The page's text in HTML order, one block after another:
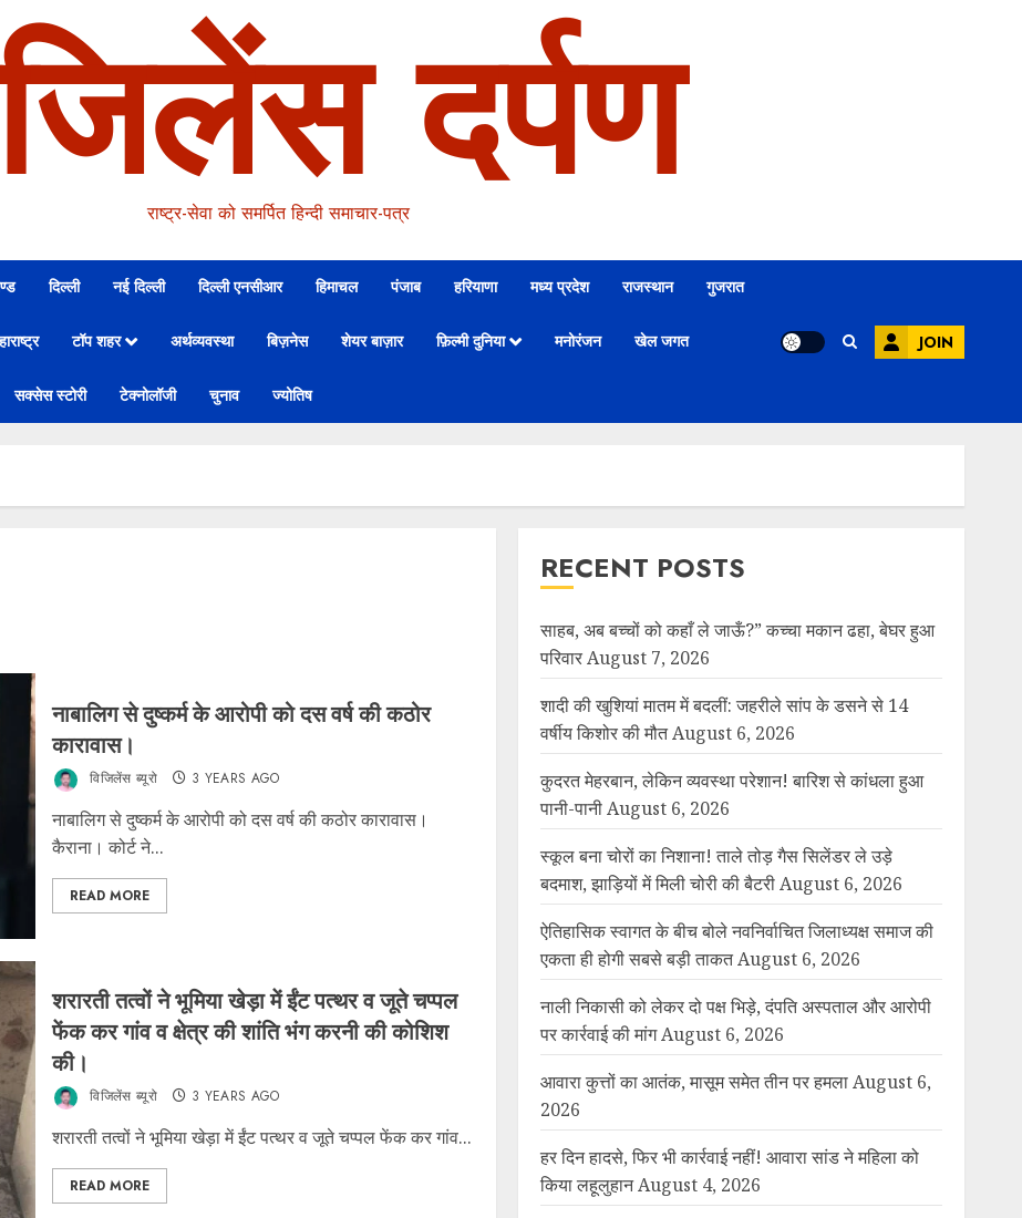
दर्पण
राष्ट्र-सेवा को समर्पित हिन्दी समाचार-पत्र
दिल्ली नई दिल्ली दिल्ली एनसीआर हिमाचल पंजाब हरियाणा मध्य प्रदेश राजस्थान गुजरात
टॉप शहर अर्थव्यवस्था बिज़नेस शेयर बाज़ार फ़िल्मी दुनिया मनोरंजन खेल जगत
सक्सेस स्टोरी टेक्नोलॉजी चुनाव ज्योतिष
JOIN
नाबालिग से दुष्कर्म के आरोपी को दस वर्ष की कठोर
कारावास।
विजिलेंस ब्यूरो 3 YEARS AGO
नाबालिग से दुष्कर्म के आरोपी को दस वर्ष की कठोर कारावास।
कैराना। कोर्ट ने...
READ MORE
शरारती तत्वों ने भूमिया खेड़ा में ईंट पत्थर व जूते चप्पल
फेंक कर गांव व क्षेत्र की शांति भंग करनी की कोशिश
की।
विजिलेंस ब्यूरो 3 YEARS AGO
शरारती तत्वों ने भूमिया खेड़ा में ईंट पत्थर व जूते चप्पल फेंक कर गांव...
READ MORE
RECENT POSTS
साहब, अब बच्चों को कहाँ ले जाऊँ?” कच्चा मकान ढहा, बेघर हुआ
परिवार August 7, 2026
शादी की खुशियां मातम में बदलीं: जहरीले सांप के डसने से 14
वर्षीय किशोर की मौत August 6, 2026
कुदरत मेहरबान, लेकिन व्यवस्था परेशान! बारिश से कांधला हुआ
पानी-पानी August 6, 2026
स्कूल बना चोरों का निशाना! ताले तोड़ गैस सिलेंडर ले उड़े
बदमाश, झाड़ियों में मिली चोरी की बैटरी August 6, 2026
ऐतिहासिक स्वागत के बीच बोले नवनिर्वाचित जिलाध्यक्ष समाज की
एकता ही होगी सबसे बड़ी ताकत August 6, 2026
नाली निकासी को लेकर दो पक्ष भिड़े, दंपति अस्पताल और आरोपी
पर कार्रवाई की मांग August 6, 2026
आवारा कुत्तों का आतंक, मासूम समेत तीन पर हमला August 6,
2026
हर दिन हादसे, फिर भी कार्रवाई नहीं! आवारा सांड ने महिला को
किया लहूलुहान August 4, 2026